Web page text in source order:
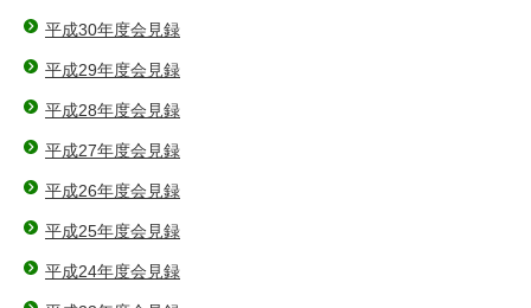
平成30年度会見録
平成29年度会見録
平成28年度会見録
平成27年度会見録
平成26年度会見録
平成25年度会見録
平成24年度会見録